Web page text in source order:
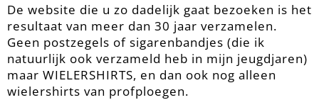
De website die u zo dadelijk gaat bezoeken is het
resultaat van meer dan 30 jaar verzamelen.
Geen postzegels of sigarenbandjes (die ik
natuurlijk ook verzameld heb in mijn jeugdjaren)
maar WIELERSHIRTS, en dan ook nog alleen
wielershirts van profploegen.